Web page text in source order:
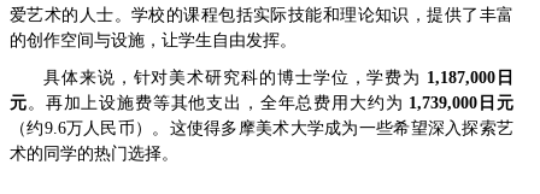
爱艺术的人士。学校的课程包括实际技能和理论知识，提供了丰富
的创作空间与设施，让学生自由发挥。
具体来说，针对美术研究科的博士学位，学费为 1,187,000日
元 。再加上设施费等其他支出，全年总费用大约为 1,739,000日元
（约9.6万人民币）。这使得多摩美术大学成为一些希望深入探索艺
术的同学的热门选择。